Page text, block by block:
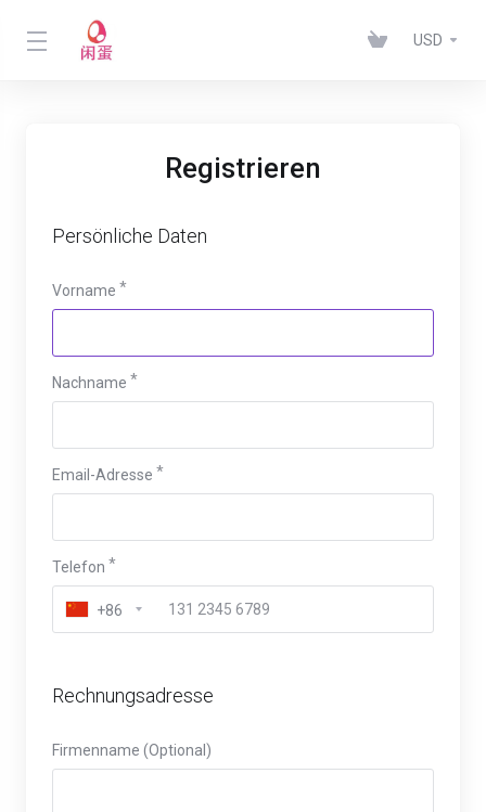
USD
Registrieren
Persönliche Daten
Vorname
Nachname
Email-Adresse
Telefon
+86
Rechnungsadresse
Firmenname (Optional)